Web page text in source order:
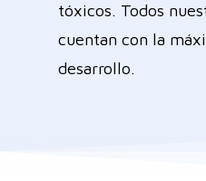
tóxicos. Todos
cuentan con la
desarrollo.